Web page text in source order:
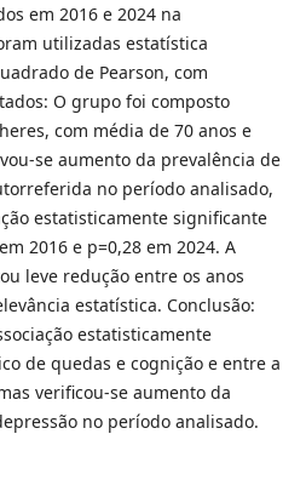
em 2016 e 2024 na
utilizadas estatística
de Pearson, com
O grupo foi composto
com média de 70 anos e
se aumento da prevalência de
no período analisado,
estatisticamente significante
2016 e p=0,28 em 2024. A
leve redução entre os anos
estatística. Conclusão:
estatisticamente
de quedas e cognição e entre a
verificou-se aumento da
no período analisado.